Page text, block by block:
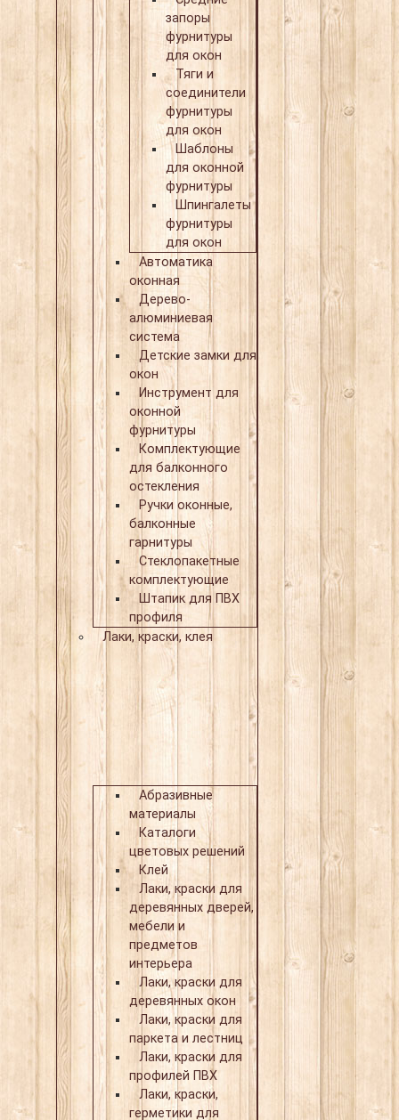
запоры
фурнитуры
для окон
Тяги и
соединители
фурнитуры
для окон
Шаблоны
для оконной
фурнитуры
Шпингалеты
фурнитуры
для окон
Автоматика
оконная
Дерево-
алюминиевая
система
Детские замки для
окон
Инструмент для
оконной
фурнитуры
Комплектующие
для балконного
остекления
Ручки оконные,
балконные
гарнитуры
Стеклопакетные
комплектующие
Штапик для ПВХ
профиля
Лаки, краски, клея
Абразивные
материалы
Каталоги
цветовых решений
Клей
Лаки, краски для
деревянных дверей,
мебели и
предметов
интерьера
Лаки, краски для
деревянных окон
Лаки, краски для
паркета и лестниц
Лаки, краски для
профилей ПВХ
Лаки, краски,
герметики для